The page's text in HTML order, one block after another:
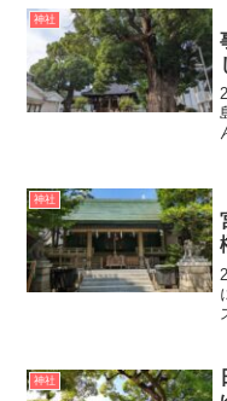
神社
神社
神社